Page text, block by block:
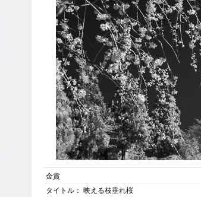
金賞
タイトル： 映える枝垂れ桜